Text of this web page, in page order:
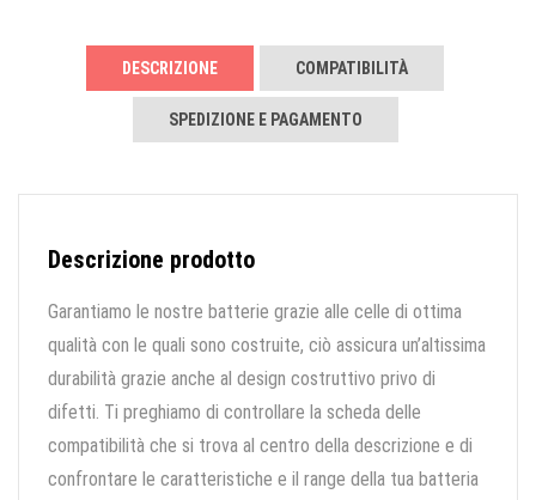
DESCRIZIONE COMPATIBILITÀ
SPEDIZIONE E PAGAMENTO
Descrizione prodotto
Garantiamo le nostre batterie grazie alle celle di ottima
qualità con le quali sono costruite, ciò assicura un’altissima
durabilità grazie anche al design costruttivo privo di
difetti. Ti preghiamo di controllare la scheda delle
compatibilità che si trova al centro della descrizione e di
confrontare le caratteristiche e il range della tua batteria